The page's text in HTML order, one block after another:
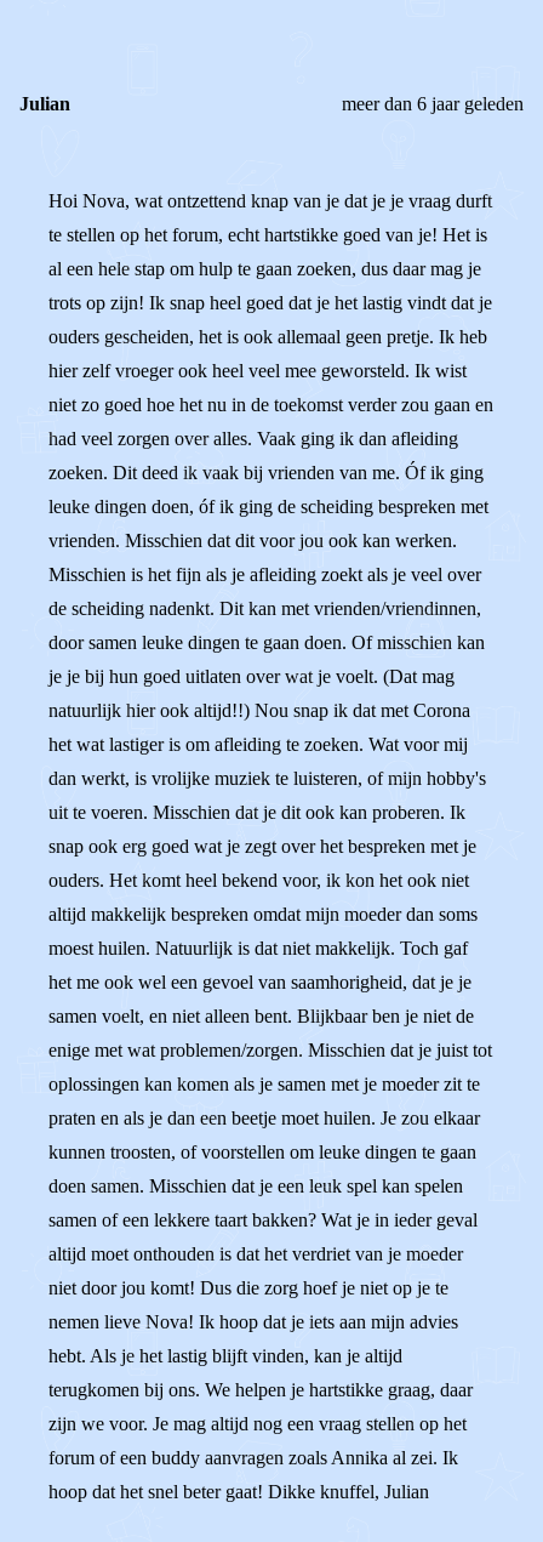
Julian meer dan 6 jaar geleden
Hoi Nova, wat ontzettend knap van je dat je je vraag durft
te stellen op het forum, echt hartstikke goed van je! Het is
al een hele stap om hulp te gaan zoeken, dus daar mag je
trots op zijn! Ik snap heel goed dat je het lastig vindt dat je
ouders gescheiden, het is ook allemaal geen pretje. Ik heb
hier zelf vroeger ook heel veel mee geworsteld. Ik wist
niet zo goed hoe het nu in de toekomst verder zou gaan en
had veel zorgen over alles. Vaak ging ik dan afleiding
zoeken. Dit deed ik vaak bij vrienden van me. Óf ik ging
leuke dingen doen, óf ik ging de scheiding bespreken met
vrienden. Misschien dat dit voor jou ook kan werken.
Misschien is het fijn als je afleiding zoekt als je veel over
de scheiding nadenkt. Dit kan met vrienden/vriendinnen,
door samen leuke dingen te gaan doen. Of misschien kan
je je bij hun goed uitlaten over wat je voelt. (Dat mag
natuurlijk hier ook altijd!!) Nou snap ik dat met Corona
het wat lastiger is om afleiding te zoeken. Wat voor mij
dan werkt, is vrolijke muziek te luisteren, of mijn hobby's
uit te voeren. Misschien dat je dit ook kan proberen. Ik
snap ook erg goed wat je zegt over het bespreken met je
ouders. Het komt heel bekend voor, ik kon het ook niet
altijd makkelijk bespreken omdat mijn moeder dan soms
moest huilen. Natuurlijk is dat niet makkelijk. Toch gaf
het me ook wel een gevoel van saamhorigheid, dat je je
samen voelt, en niet alleen bent. Blijkbaar ben je niet de
enige met wat problemen/zorgen. Misschien dat je juist tot
oplossingen kan komen als je samen met je moeder zit te
praten en als je dan een beetje moet huilen. Je zou elkaar
kunnen troosten, of voorstellen om leuke dingen te gaan
doen samen. Misschien dat je een leuk spel kan spelen
samen of een lekkere taart bakken? Wat je in ieder geval
altijd moet onthouden is dat het verdriet van je moeder
niet door jou komt! Dus die zorg hoef je niet op je te
nemen lieve Nova! Ik hoop dat je iets aan mijn advies
hebt. Als je het lastig blijft vinden, kan je altijd
terugkomen bij ons. We helpen je hartstikke graag, daar
zijn we voor. Je mag altijd nog een vraag stellen op het
forum of een buddy aanvragen zoals Annika al zei. Ik
hoop dat het snel beter gaat! Dikke knuffel, Julian